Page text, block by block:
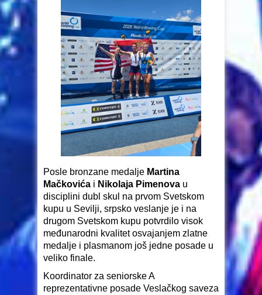
Posle bronzane medalje Martina
Mačkovića i Nikolaja Pimenova u
disciplini dubl skul na prvom Svetskom
kupu u Sevilji, srpsko veslanje je i na
drugom Svetskom kupu potvrdilo visok
međunarodni kvalitet osvajanjem zlatne
medalje i plasmanom još jedne posade u
veliko finale.
Koordinator za seniorske A
reprezentativne posade Veslačkog saveza